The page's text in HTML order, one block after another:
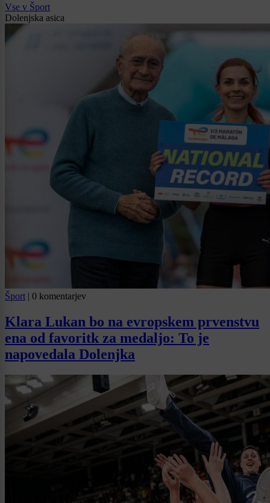
Vse v Šport
Dolenjska asica
Šport | 0 komentarjev
Klara Lukan bo na evropskem prvenstvu
ena od favoritk za medaljo: To je
napovedala Dolenjka